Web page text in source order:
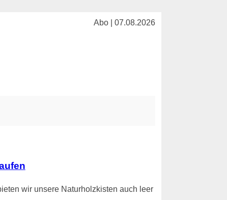
Abo | 07.08.2026
wir unsere Naturholzkisten auch leer